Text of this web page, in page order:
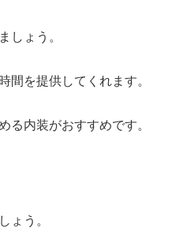
しょう。
間を提供してくれます。
る内装がおすすめです。
ょう。